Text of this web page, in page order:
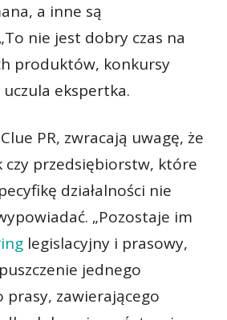
a inne są
nie jest dobry czas na
produktów, konkursy
ekspertka.
PR, zwracają uwagę, że
czy przedsiębiorstw, które
działalności nie
„Pozostaje im
legislacyjny i prasowy,
jednego
prasy, zawierającego